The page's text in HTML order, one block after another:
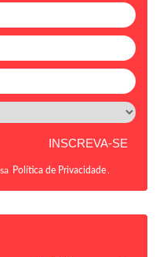
Política de Privacidade